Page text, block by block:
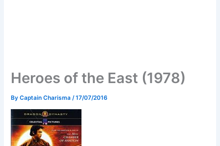
Heroes of the East (1978)
ByCaptain Charisma /17/07/2016